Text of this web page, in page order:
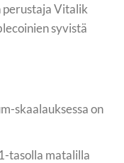
perustaja Vitalik
syvistä
skaalauksessa on
tasolla matalilla